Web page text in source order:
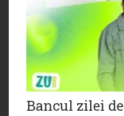
Bancul zilei